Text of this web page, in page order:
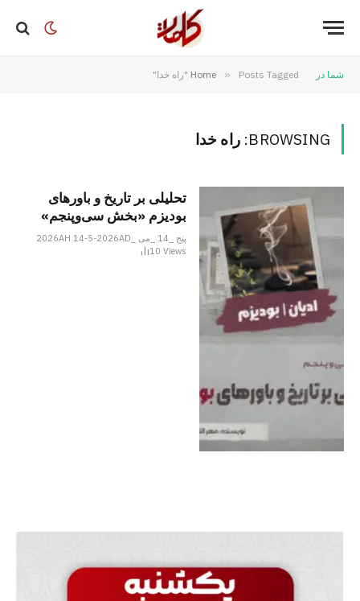
شما در Home » Posts Tagged "راه خدا"
BROWSING: راه خدا
تحلیلی بر تاریخ و باورهای
بودیزم «بخش سی‌وپنجم»
پنج _14 _می _2026AH 14-5-2026AD
10Views